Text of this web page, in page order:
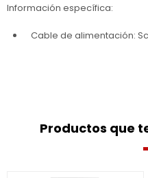
Información específica:
Cable de alimentación:
Productos que